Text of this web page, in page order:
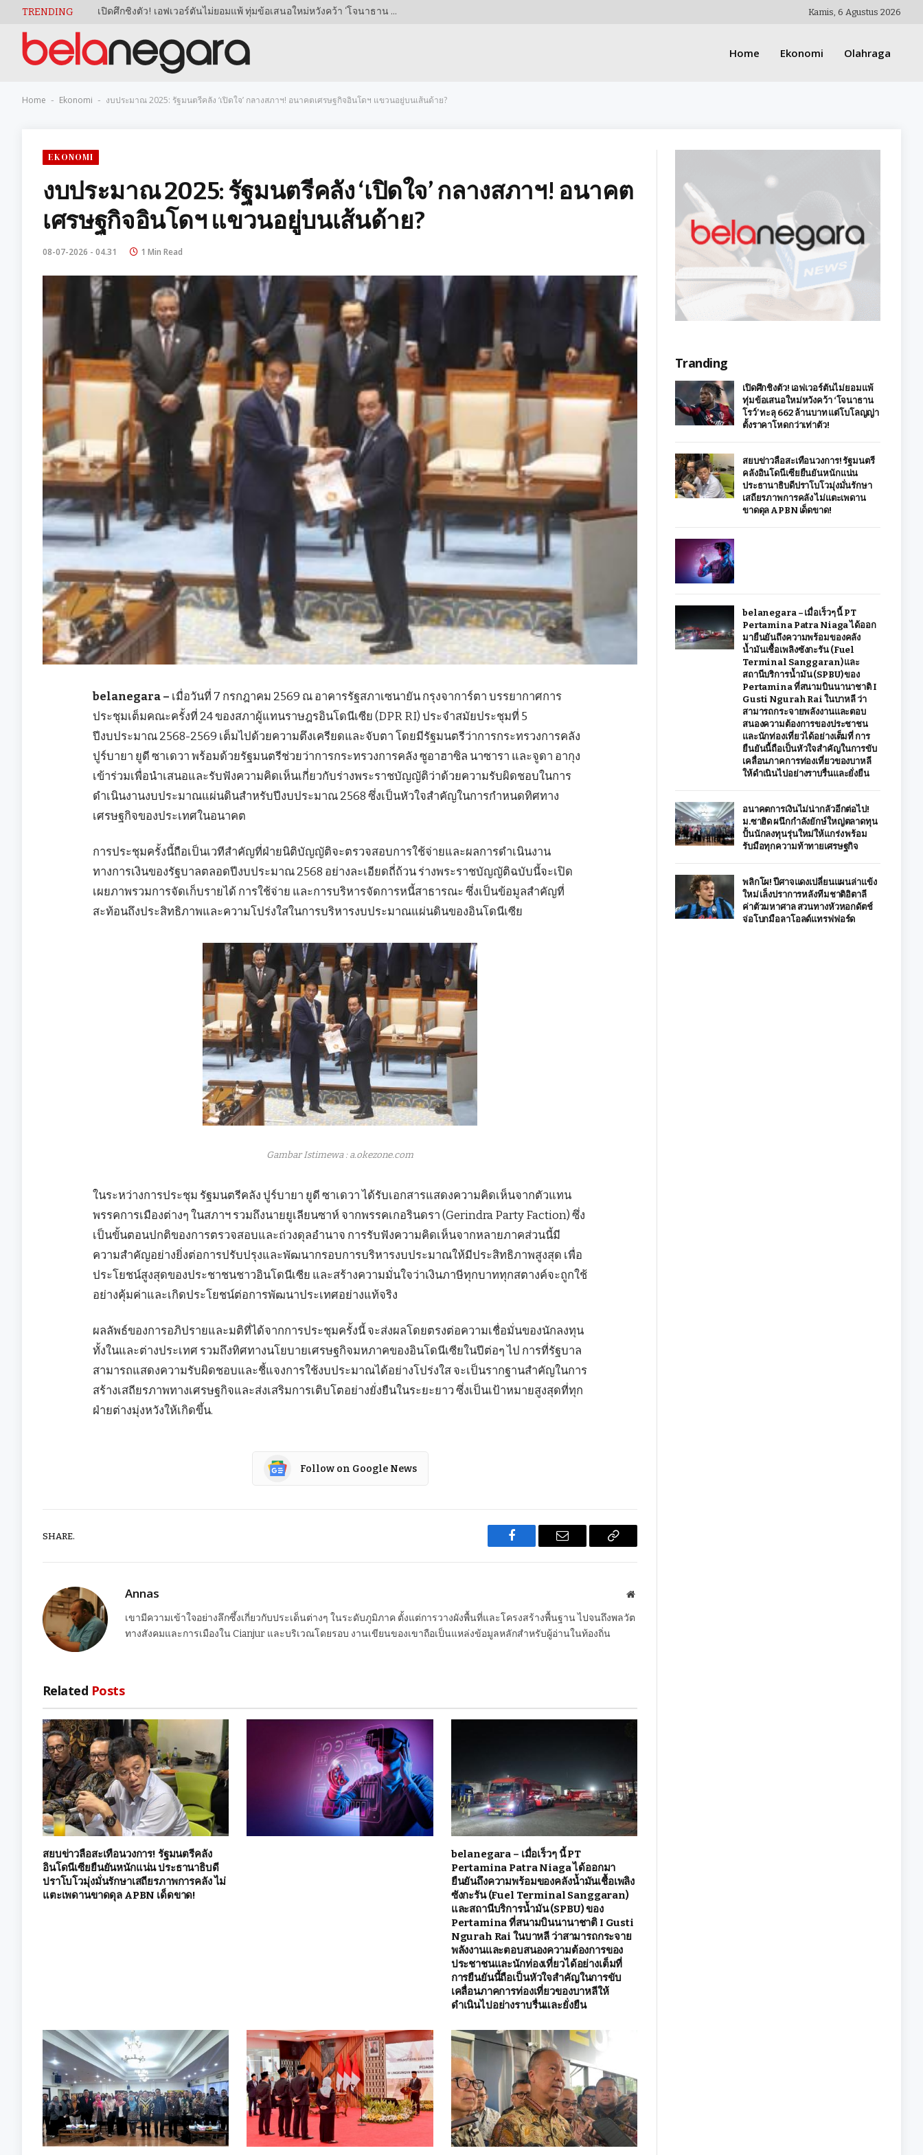
TRENDING เปิดศึกชิงตัว! เอฟเวอร์ตันไม่ยอมแพ้ ทุ่มข้อเสนอใหม่หวังคว้า ‘โจนาธาน โรว์’ ทะลุ 662 ล้านบาท แต่โบโลญญ่าตั้งราคาโหดกว่าเท่าตัว! Kamis, 6 Agustus 2026
Home Ekonomi Olahraga
Home - Ekonomi - งบประมาณ 2025: รัฐมนตรีคลัง ‘เปิดใจ’ กลางสภาฯ! อนาคตเศรษฐกิจอินโดฯ แขวนอยู่บนเส้นด้าย?
EKONOMI
งบประมาณ 2025: รัฐมนตรีคลัง ‘เปิดใจ’ กลางสภาฯ! อนาคต
เศรษฐกิจอินโดฯ แขวนอยู่บนเส้นด้าย?
08-07-2026 - 04.31 1 Min Read
belanegara – เมื่อวันที่ 7 กรกฎาคม 2569 ณ อาคารรัฐสภาเซนายัน กรุงจาการ์ตา บรรยากาศการ
ประชุมเต็มคณะครั้งที่ 24 ของสภาผู้แทนราษฎรอินโดนีเซีย (DPR RI) ประจำสมัยประชุมที่ 5
ปีงบประมาณ 2568-2569 เต็มไปด้วยความตึงเครียดและจับตา โดยมีรัฐมนตรีว่าการกระทรวงการคลัง
ปูร์บายา ยูดี ซาเดวา พร้อมด้วยรัฐมนตรีช่วยว่าการกระทรวงการคลัง ซูอาฮาซิล นาซารา และจูดา อากุง
เข้าร่วมเพื่อนำเสนอและรับฟังความคิดเห็นเกี่ยวกับร่างพระราชบัญญัติว่าด้วยความรับผิดชอบในการ
ดำเนินงานงบประมาณแผ่นดินสำหรับปีงบประมาณ 2568 ซึ่งเป็นหัวใจสำคัญในการกำหนดทิศทาง
เศรษฐกิจของประเทศในอนาคต
การประชุมครั้งนี้ถือเป็นเวทีสำคัญที่ฝ่ายนิติบัญญัติจะตรวจสอบการใช้จ่ายและผลการดำเนินงาน
ทางการเงินของรัฐบาลตลอดปีงบประมาณ 2568 อย่างละเอียดถี่ถ้วน ร่างพระราชบัญญัติฉบับนี้จะเปิด
เผยภาพรวมการจัดเก็บรายได้ การใช้จ่าย และการบริหารจัดการหนี้สาธารณะ ซึ่งเป็นข้อมูลสำคัญที่
สะท้อนถึงประสิทธิภาพและความโปร่งใสในการบริหารงบประมาณแผ่นดินของอินโดนีเซีย
Gambar Istimewa : a.okezone.com
ในระหว่างการประชุม รัฐมนตรีคลัง ปูร์บายา ยูดี ซาเดวา ได้รับเอกสารแสดงความคิดเห็นจากตัวแทน
พรรคการเมืองต่างๆ ในสภาฯ รวมถึงนายยูเลียนซาห์ จากพรรคเกอรินดรา (Gerindra Party Faction) ซึ่ง
เป็นขั้นตอนปกติของการตรวจสอบและถ่วงดุลอำนาจ การรับฟังความคิดเห็นจากหลายภาคส่วนนี้มี
ความสำคัญอย่างยิ่งต่อการปรับปรุงและพัฒนากรอบการบริหารงบประมาณให้มีประสิทธิภาพสูงสุด เพื่อ
ประโยชน์สูงสุดของประชาชนชาวอินโดนีเซีย และสร้างความมั่นใจว่าเงินภาษีทุกบาททุกสตางค์จะถูกใช้
อย่างคุ้มค่าและเกิดประโยชน์ต่อการพัฒนาประเทศอย่างแท้จริง
ผลลัพธ์ของการอภิปรายและมติที่ได้จากการประชุมครั้งนี้ จะส่งผลโดยตรงต่อความเชื่อมั่นของนักลงทุน
ทั้งในและต่างประเทศ รวมถึงทิศทางนโยบายเศรษฐกิจมหภาคของอินโดนีเซียในปีต่อๆ ไป การที่รัฐบาล
สามารถแสดงความรับผิดชอบและชี้แจงการใช้งบประมาณได้อย่างโปร่งใส จะเป็นรากฐานสำคัญในการ
สร้างเสถียรภาพทางเศรษฐกิจและส่งเสริมการเติบโตอย่างยั่งยืนในระยะยาว ซึ่งเป็นเป้าหมายสูงสุดที่ทุก
ฝ่ายต่างมุ่งหวังให้เกิดขึ้น.
Follow on Google News
SHARE.
Facebook Email
Copy
Annas Website
เขามีความเข้าใจอย่างลึกซึ้งเกี่ยวกับประเด็นต่างๆ ในระดับภูมิภาค ตั้งแต่การวางผังพื้นที่และโครงสร้างพื้นฐาน ไปจนถึงพลวัต
ทางสังคมและการเมืองใน Cianjur และบริเวณโดยรอบ งานเขียนของเขาถือเป็นแหล่งข้อมูลหลักสำหรับผู้อ่านในท้องถิ่น
Related Posts
สยบข่าวลือสะเทือนวงการ! รัฐมนตรีคลัง
อินโดนีเซียยืนยันหนักแน่น ประธานาธิบดี
ปราโบโวมุ่งมั่นรักษาเสถียรภาพการคลัง ไม่
แตะเพดานขาดดุล APBN เด็ดขาด!
belanegara – เมื่อเร็วๆ นี้ PT
Pertamina Patra Niaga ได้ออกมา
ยืนยันถึงความพร้อมของคลังน้ำมันเชื้อเพลิง
ซังกะรัน (Fuel Terminal Sanggaran)
และสถานีบริการน้ำมัน (SPBU) ของ
Pertamina ที่สนามบินนานาชาติ I Gusti
Ngurah Rai ในบาหลี ว่าสามารถกระจาย
พลังงานและตอบสนองความต้องการของ
ประชาชนและนักท่องเที่ยวได้อย่างเต็มที่
การยืนยันนี้ถือเป็นหัวใจสำคัญในการขับ
เคลื่อนภาคการท่องเที่ยวของบาหลีให้
ดำเนินไปอย่างราบรื่นและยั่งยืน
Tranding
เปิดศึกชิงตัว! เอฟเวอร์ตันไม่ยอมแพ้
ทุ่มข้อเสนอใหม่หวังคว้า ‘โจนาธาน
โรว์’ ทะลุ 662 ล้านบาท แต่โบโลญญ่า
ตั้งราคาโหดกว่าเท่าตัว!
สยบข่าวลือสะเทือนวงการ! รัฐมนตรี
คลังอินโดนีเซียยืนยันหนักแน่น
ประธานาธิบดีปราโบโวมุ่งมั่นรักษา
เสถียรภาพการคลัง ไม่แตะเพดาน
ขาดดุล APBN เด็ดขาด!
belanegara – เมื่อเร็วๆ นี้ PT
Pertamina Patra Niaga ได้ออก
มายืนยันถึงความพร้อมของคลัง
น้ำมันเชื้อเพลิงซังกะรัน (Fuel
Terminal Sanggaran) และ
สถานีบริการน้ำมัน (SPBU) ของ
Pertamina ที่สนามบินนานาชาติ I
Gusti Ngurah Rai ในบาหลี ว่า
สามารถกระจายพลังงานและตอบ
สนองความต้องการของประชาชน
และนักท่องเที่ยวได้อย่างเต็มที่ การ
ยืนยันนี้ถือเป็นหัวใจสำคัญในการขับ
เคลื่อนภาคการท่องเที่ยวของบาหลี
ให้ดำเนินไปอย่างราบรื่นและยั่งยืน
อนาคตการเงินไม่น่ากลัวอีกต่อไป!
ม.ซาฮิด ผนึกกำลังยักษ์ใหญ่ตลาดทุน
ปั้นนักลงทุนรุ่นใหม่ให้แกร่ง พร้อม
รับมือทุกความท้าทายเศรษฐกิจ
พลิกโผ! ปีศาจแดงเปลี่ยนแผนล่าแข้ง
ใหม่ เล็งปราการหลังทีมชาติอิตาลี
ค่าตัวมหาศาล สวนทางหัวหอกดัตช์
จ่อโบกมือลาโอลด์แทรฟฟอร์ด